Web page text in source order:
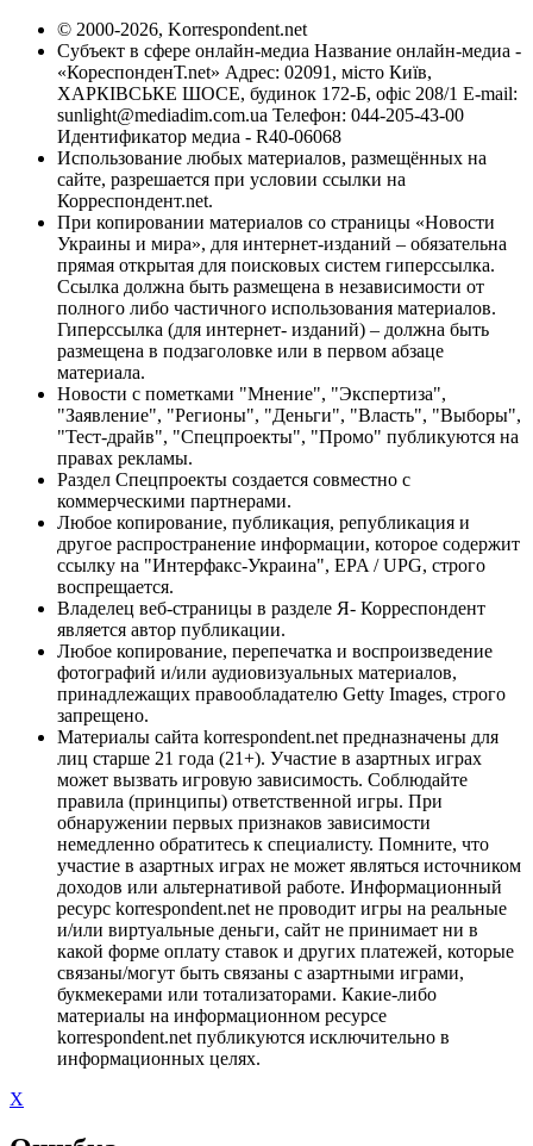
© 2000-2026, Korrespondent.net
Субъект в сфере онлайн-медиа Название онлайн-медиа -
«КореспонденТ.net» Адрес: 02091, місто Київ,
ХАРКІВСЬКЕ ШОСЕ, будинок 172-Б, офіс 208/1 E-mail:
sunlight@mediadim.com.ua Телефон: 044-205-43-00
Идентификатор медиа - R40-06068
Использование любых материалов, размещённых на
сайте, разрешается при условии ссылки на
Корреспондент.net.
При копировании материалов со страницы «Новости
Украины и мира», для интернет-изданий – обязательна
прямая открытая для поисковых систем гиперссылка.
Ссылка должна быть размещена в независимости от
полного либо частичного использования материалов.
Гиперссылка (для интернет- изданий) – должна быть
размещена в подзаголовке или в первом абзаце
материала.
Новости с пометками "Мнение", "Экспертиза",
"Заявление", "Регионы", "Деньги", "Власть", "Выборы",
"Тест-драйв", "Спецпроекты", "Промо" публикуются на
правах рекламы.
Раздел Спецпроекты создается совместно с
коммерческими партнерами.
Любое копирование, публикация, републикация и
другое распространение информации, которое содержит
ссылку на "Интерфакс-Украина", EPA / UPG, строго
воспрещается.
Владелец веб-страницы в разделе Я- Корреспондент
является автор публикации.
Любое копирование, перепечатка и воспроизведение
фотографий и/или аудиовизуальных материалов,
принадлежащих правообладателю Getty Images, строго
запрещено.
Материалы сайта korrespondent.net предназначены для
лиц старше 21 года (21+). Участие в азартных играх
может вызвать игровую зависимость. Соблюдайте
правила (принципы) ответственной игры. При
обнаружении первых признаков зависимости
немедленно обратитесь к специалисту. Помните, что
участие в азартных играх не может являться источником
доходов или альтернативой работе. Информационный
ресурс korrespondent.net не проводит игры на реальные
и/или виртуальные деньги, сайт не принимает ни в
какой форме оплату ставок и других платежей, которые
связаны/могут быть связаны с азартными играми,
букмекерами или тотализаторами. Какие-либо
материалы на информационном ресурсе
korrespondent.net публикуются исключительно в
информационных целях.
X